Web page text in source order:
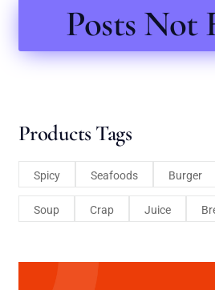
Posts Not
Products Tags
Spicy Seafoods Burger
Soup Crap Juice